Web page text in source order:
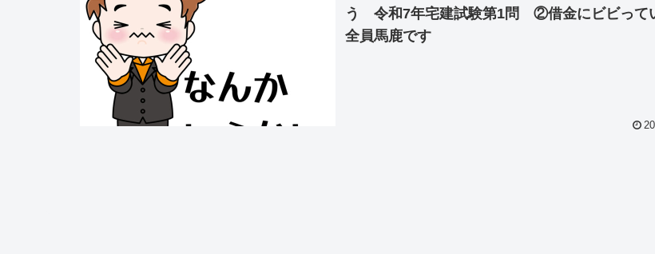
う 令和7年宅建試験第1問 ②借金にビビって
全員馬鹿です